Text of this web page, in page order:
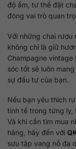
độ ẩm, tư thế đặt
đóng vai trò quan
Với những chai rượu
không chỉ là giữ
Champagne vintage
sóc tốt sẽ luôn
sự đầu tư của bạn.
Nếu bạn yêu thích
tinh tế trong từng ly,
Và khi cần tìm mua
hãng, hãy đến với
sưu tập vang nổ đa